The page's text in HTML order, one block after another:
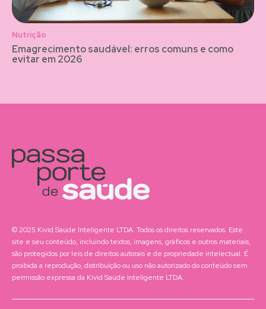
Nutrição
Emagrecimento saudável: erros comuns e como
evitar em 2026
© 2025 Kivid Saúde Inteligente LTDA. Todos os direitos reservados. Este
site e seu conteúdo, incluindo textos, imagens, gráficos e outros materiais,
são protegidos por leis de direitos autorais e de propriedade intelectual. É
proibida a reprodução, distribuição ou uso não autorizado do conteúdo sem
permissão expressa da Kivid Saúde Inteligente LTDA.